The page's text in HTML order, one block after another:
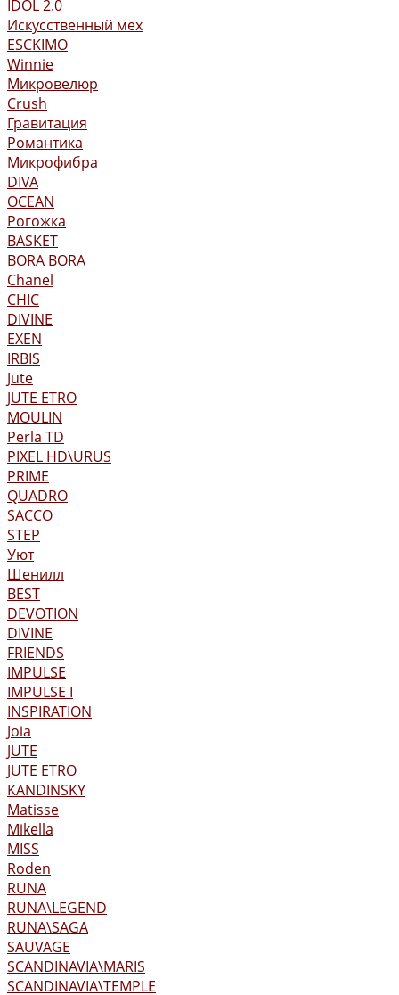
IDOL 2.0
Искусственный мех
ESCKIMO
Winnie
Микровелюр
Crush
Гравитация
Романтика
Микрофибра
DIVA
OCEAN
Рогожка
BASKET
BORA BORA
Chanel
CHIC
DIVINE
EXEN
IRBIS
Jute
JUTE ETRO
MOULIN
Perla TD
PIXEL HD\URUS
PRIME
QUADRO
SACCO
STEP
Уют
Шенилл
BEST
DEVOTION
DIVINE
FRIENDS
IMPULSE
IMPULSE I
INSPIRATION
Joia
JUTE
JUTE ETRO
KANDINSKY
Matisse
Mikella
MISS
Roden
RUNA
RUNA\LEGEND
RUNA\SAGA
SAUVAGE
SCANDINAVIA\MARIS
SCANDINAVIA\TEMPLE